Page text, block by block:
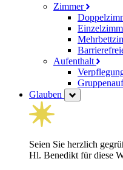
Zimmer
Aufenthalt
Glauben
Seien Sie herzlich
Hl. Benedikt für diese